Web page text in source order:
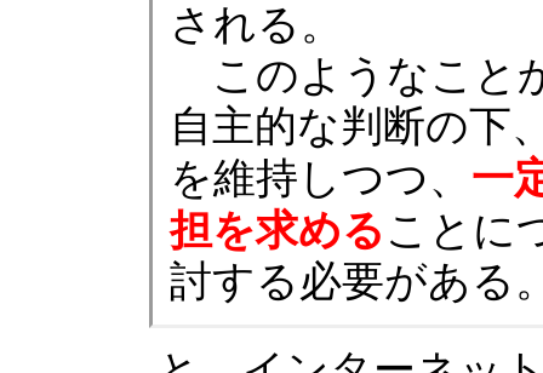
される。
このようなこと
自主的な判断の下
を維持しつつ、 一
担を求める ことに
討する必要がある